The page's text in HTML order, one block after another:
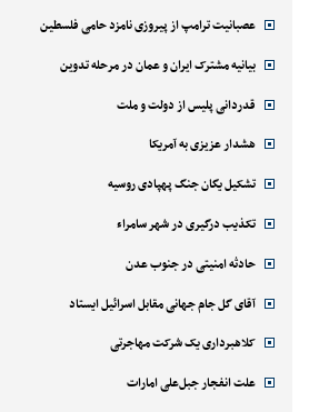
عصبانیت ترامپ از پیروزی نامزد حامی فلسطین
بیانیه مشترک ایران و عمان در مرحله تدوین
قدردانی پلیس از دولت و ملت
هشدار عزیزی به آمریکا
تشکیل یگان جنگ پهپادی روسیه
تکذیب درگیری در شهر سامراء
حادثه امنیتی در جنوب عدن
آقای گل جام جهانی مقابل اسرائیل ایستاد
کلاهبرداری یک شرکت مهاجرتی
علت انفجار جبل‌علی امارات